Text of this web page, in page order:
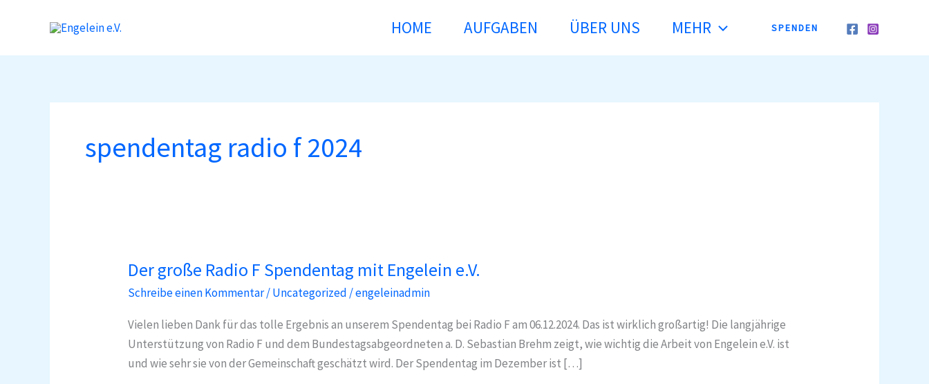
HOME AUFGABEN ÜBER UNS MEHR SPENDEN
spendentag radio f 2024
Der große Radio F Spendentag mit Engelein e.V.
Schreibe einen Kommentar/Uncategorized /engeleinadmin
Vielen lieben Dank für das tolle Ergebnis an unserem Spendentag bei Radio F am 06.12.2024. Das ist wirklich großartig! Die langjährige
Unterstützung von Radio F und dem Bundestagsabgeordneten a. D. Sebastian Brehm zeigt, wie wichtig die Arbeit von Engelein e.V. ist
und wie sehr sie von der Gemeinschaft geschätzt wird. Der Spendentag im Dezember ist […]
Der
große
F
Spendentag
mit